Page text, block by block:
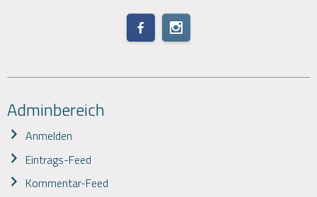
Adminbereich
Anmelden
Eintrags-Feed
Kommentar-Feed